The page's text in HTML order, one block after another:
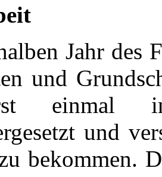
Jahr des
und
einmal
und
bekommen.